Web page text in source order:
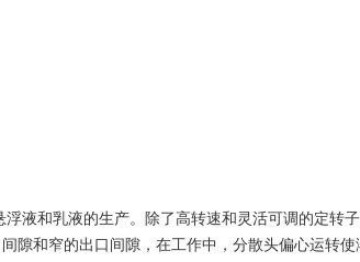
液和乳液的生产。除了高转速和灵活可调的定转子
隙和窄的出口间隙，在工作中，分散头偏心运转使